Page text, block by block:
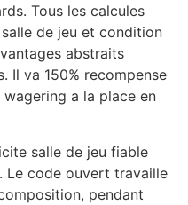
Tous les calcules
de jeu et condition
abstraits
Il va 150% recompense
a la place en
salle de jeu fiable
Le code ouvert travaille
pendant